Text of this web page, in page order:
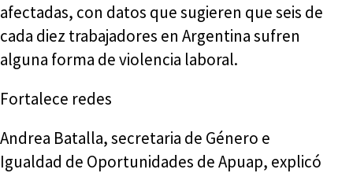
afectadas, con datos que sugieren que seis de
cada diez trabajadores en Argentina sufren
alguna forma de violencia laboral.
Fortalece redes
Andrea Batalla, secretaria de Género e
Igualdad de Oportunidades de Apuap, explicó